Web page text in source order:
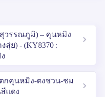
วรรณภูมิ) – คุนหมิง
ย) - (KY8370 :
กคุนหมิง-ตงชวน-ชม
แดง